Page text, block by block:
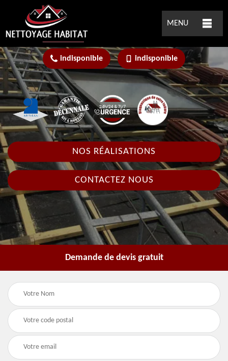
MENU
indisponible indisponible
NOS RÉALISATIONS
CONTACTEZ NOUS
Demande de devis gratuit